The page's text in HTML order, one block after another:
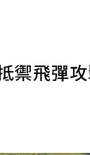
禦飛彈